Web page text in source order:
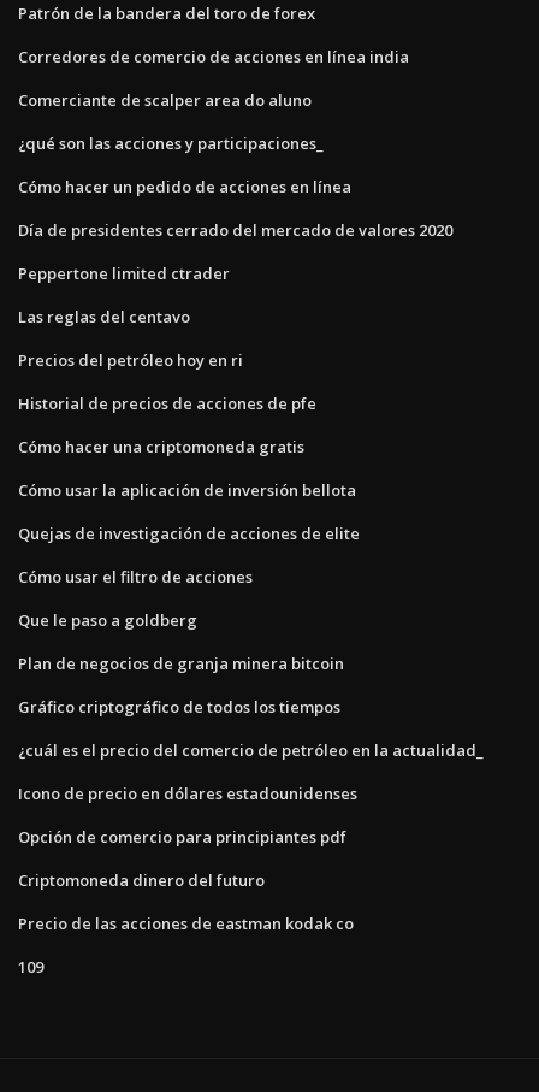
Patrón de la bandera del toro de forex
Corredores de comercio de acciones en línea india
Comerciante de scalper area do aluno
¿qué son las acciones y participaciones_
Cómo hacer un pedido de acciones en línea
Día de presidentes cerrado del mercado de valores 2020
Peppertone limited ctrader
Las reglas del centavo
Precios del petróleo hoy en ri
Historial de precios de acciones de pfe
Cómo hacer una criptomoneda gratis
Cómo usar la aplicación de inversión bellota
Quejas de investigación de acciones de elite
Cómo usar el filtro de acciones
Que le paso a goldberg
Plan de negocios de granja minera bitcoin
Gráfico criptográfico de todos los tiempos
¿cuál es el precio del comercio de petróleo en la actualidad_
Icono de precio en dólares estadounidenses
Opción de comercio para principiantes pdf
Criptomoneda dinero del futuro
Precio de las acciones de eastman kodak co
109